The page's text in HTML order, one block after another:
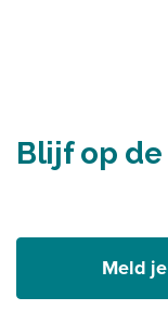
Blijf op
Meld